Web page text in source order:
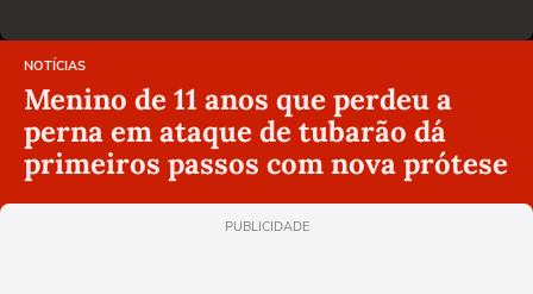
NOTÍCIAS
Menino de 11 anos que perdeu a
perna em ataque de tubarão dá
primeiros passos com nova prótese
PUBLICIDADE